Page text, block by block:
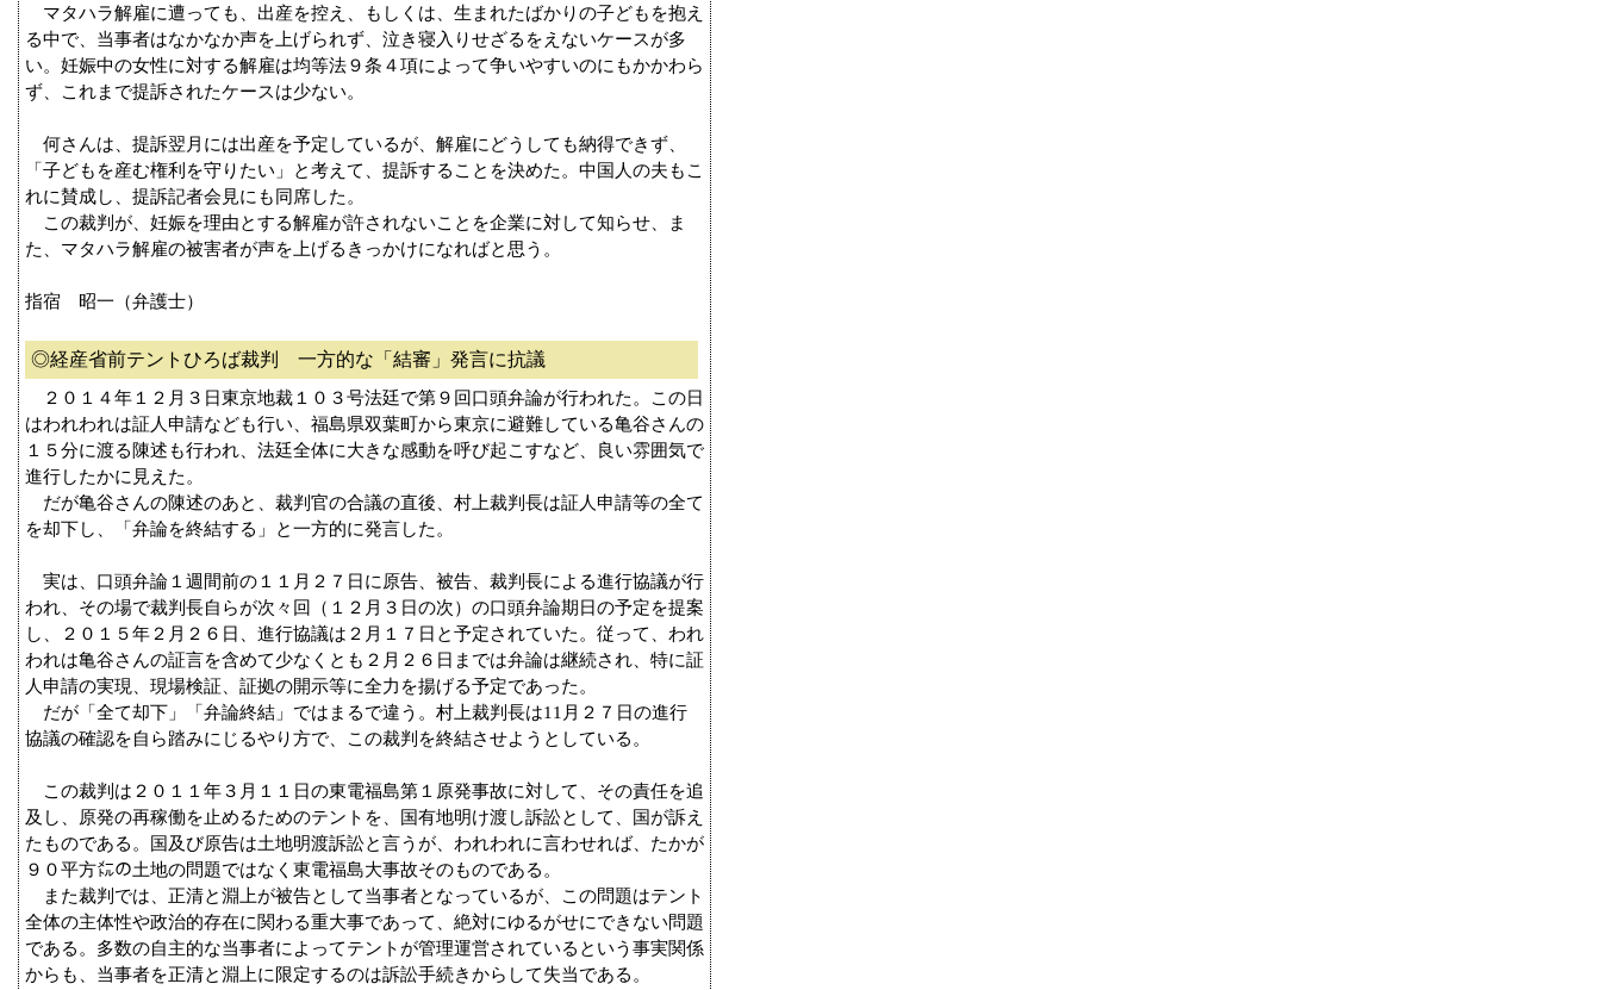
マタハラ解雇に遭っても、出産を控え、もしくは、生まれたばかりの子どもを抱え
る中で、当事者はなかなか声を上げられず、泣き寝入りせざるをえないケースが多
い。妊娠中の女性に対する解雇は均等法９条４項によって争いやすいのにもかかわら
ず、これまで提訴されたケースは少ない。
何さんは、提訴翌月には出産を予定しているが、解雇にどうしても納得できず、
「子どもを産む権利を守りたい」と考えて、提訴することを決めた。中国人の夫もこ
れに賛成し、提訴記者会見にも同席した。
この裁判が、妊娠を理由とする解雇が許されないことを企業に対して知らせ、ま
た、マタハラ解雇の被害者が声を上げるきっかけになればと思う。
指宿 昭一（弁護士）
◎経産省前テントひろば裁判 一方的な「結審」発言に抗議
２０１４年１２月３日東京地裁１０３号法廷で第９回口頭弁論が行われた。この日
はわれわれは証人申請なども行い、福島県双葉町から東京に避難している亀谷さんの
１５分に渡る陳述も行われ、法廷全体に大きな感動を呼び起こすなど、良い雰囲気で
進行したかに見えた。
だが亀谷さんの陳述のあと、裁判官の合議の直後、村上裁判長は証人申請等の全て
を却下し、「弁論を終結する」と一方的に発言した。
実は、口頭弁論１週間前の１１月２７日に原告、被告、裁判長による進行協議が行
われ、その場で裁判長自らが次々回（１２月３日の次）の口頭弁論期日の予定を提案
し、２０１５年２月２６日、進行協議は２月１７日と予定されていた。従って、われ
われは亀谷さんの証言を含めて少なくとも２月２６日までは弁論は継続され、特に証
人申請の実現、現場検証、証拠の開示等に全力を揚げる予定であった。
だが「全て却下」「弁論終結」ではまるで違う。村上裁判長は11月２７日の進行
協議の確認を自ら踏みにじるやり方で、この裁判を終結させようとしている。
この裁判は２０１１年３月１１日の東電福島第１原発事故に対して、その責任を追
及し、原発の再稼働を止めるためのテントを、国有地明け渡し訴訟として、国が訴え
たものである。国及び原告は土地明渡訴訟と言うが、われわれに言わせれば、たかが
９０平方㍍の土地の問題ではなく東電福島大事故そのものである。
また裁判では、正清と淵上が被告として当事者となっているが、この問題はテント
全体の主体性や政治的存在に関わる重大事であって、絶対にゆるがせにできない問題
である。多数の自主的な当事者によってテントが管理運営されているという事実関係
からも、当事者を正清と淵上に限定するのは訴訟手続きからして失当である。